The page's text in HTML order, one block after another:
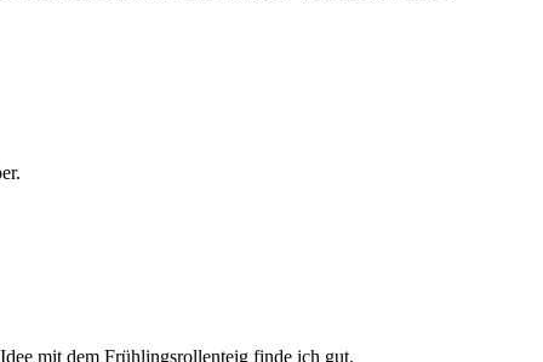
mit dem Frühlingsrollenteig finde ich gut.